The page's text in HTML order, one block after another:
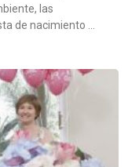
las
de nacimiento